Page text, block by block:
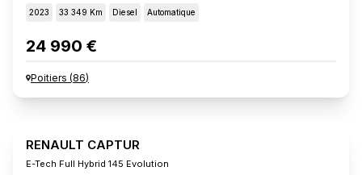
2023 33 349 Km Diesel Automatique
24 990 €
Poitiers (86)
RENAULT CAPTUR
E-Tech Full Hybrid 145 Evolution